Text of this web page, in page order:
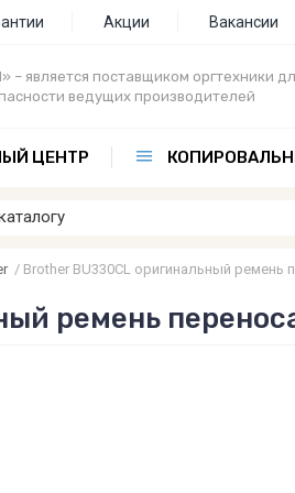
Акции Вакансии
– является поставщиком оргтехники
ведущих производителей
ЦЕНТР
/ Brother BU330CL оригинальный ремень
ремень